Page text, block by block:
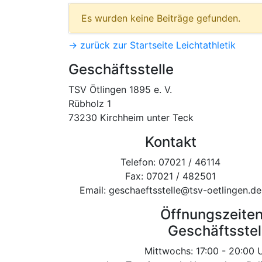
Es wurden keine Beiträge gefunden.
-> zurück zur Startseite Leichtathletik
Geschäftsstelle
TSV Ötlingen 1895 e. V.
Rübholz 1
73230 Kirchheim unter Teck
Kontakt
Telefon: 07021 / 46114
Fax: 07021 / 482501
Email: geschaeftsstelle@tsv-oetlingen.de
Mittwochs: 17:00 - 20:00